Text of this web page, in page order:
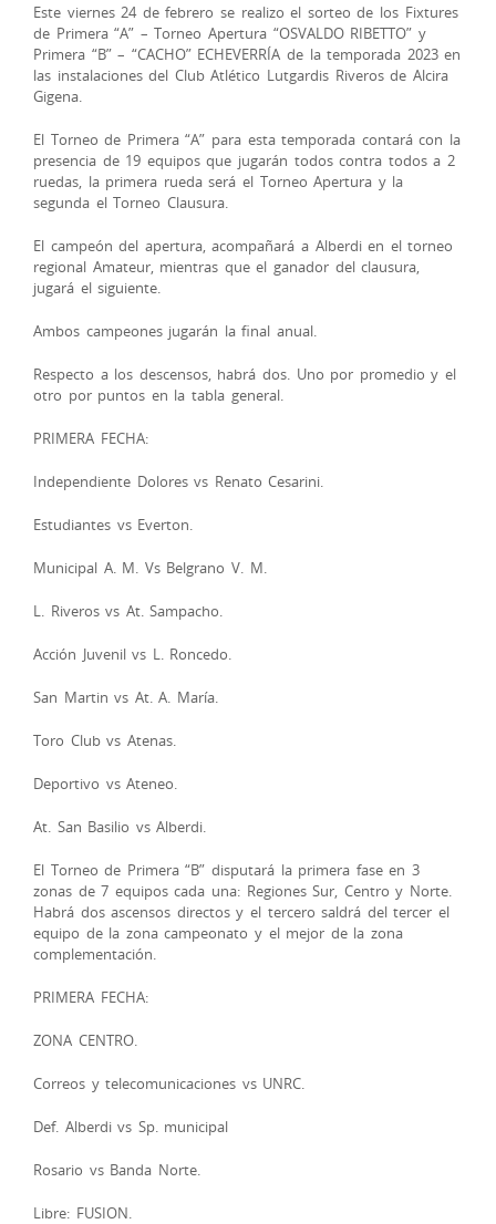
Este viernes 24 de febrero se realizo el sorteo de los Fixtures
de Primera “A” – Torneo Apertura “OSVALDO RIBETTO” y
Primera “B” – “CACHO” ECHEVERRÍA de la temporada 2023 en
las instalaciones del Club Atlético Lutgardis Riveros de Alcira
Gigena.
El Torneo de Primera “A” para esta temporada contará con la
presencia de 19 equipos que jugarán todos contra todos a 2
ruedas, la primera rueda será el Torneo Apertura y la
segunda el Torneo Clausura.
El campeón del apertura, acompañará a Alberdi en el torneo
regional Amateur, mientras que el ganador del clausura,
jugará el siguiente.
Ambos campeones jugarán la final anual.
Respecto a los descensos, habrá dos. Uno por promedio y el
otro por puntos en la tabla general.
PRIMERA FECHA:
Independiente Dolores vs Renato Cesarini.
Estudiantes vs Everton.
Municipal A. M. Vs Belgrano V. M.
L. Riveros vs At. Sampacho.
Acción Juvenil vs L. Roncedo.
San Martin vs At. A. María.
Toro Club vs Atenas.
Deportivo vs Ateneo.
At. San Basilio vs Alberdi.
El Torneo de Primera “B” disputará la primera fase en 3
zonas de 7 equipos cada una: Regiones Sur, Centro y Norte.
Habrá dos ascensos directos y el tercero saldrá del tercer el
equipo de la zona campeonato y el mejor de la zona
complementación.
PRIMERA FECHA:
ZONA CENTRO.
Correos y telecomunicaciones vs UNRC.
Def. Alberdi vs Sp. municipal
Rosario vs Banda Norte.
Libre: FUSION.